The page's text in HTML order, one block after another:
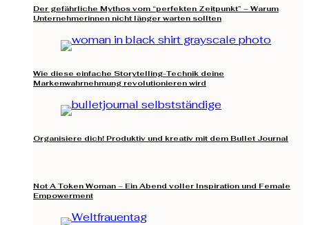
Der gefährliche Mythos vom “perfekten Zeitpunkt” – Warum
Unternehmerinnen nicht länger warten sollten
Wie diese einfache Storytelling-Technik deine
Markenwahrnehmung revolutionieren wird
Organisiere dich! Produktiv und kreativ mit dem Bullet Journal
Not A Token Woman – Ein Abend voller Inspiration und Female
Empowerment